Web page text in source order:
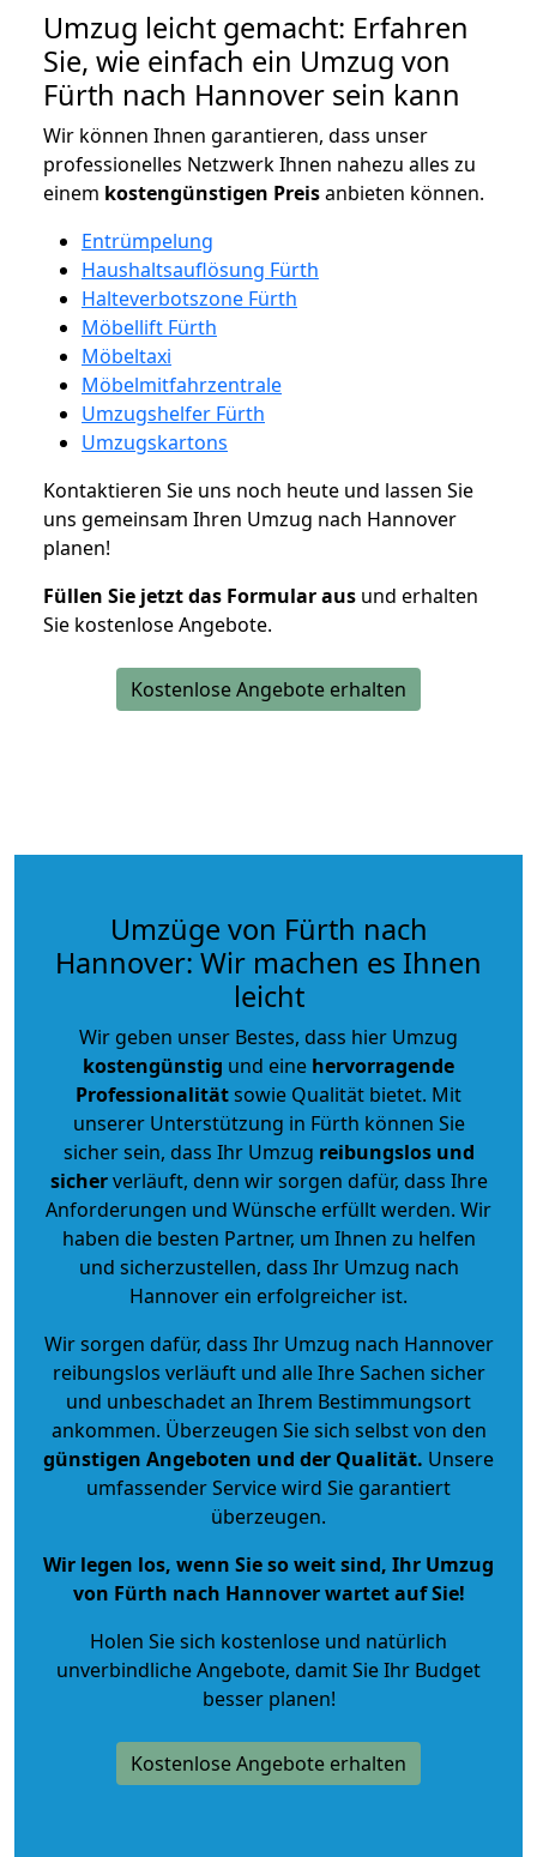
Umzug leicht gemacht: Erfahren
Sie, wie einfach ein Umzug von
Fürth nach Hannover sein kann
Wir können Ihnen garantieren, dass unser
professionelles Netzwerk Ihnen nahezu alles zu
einem kostengünstigen Preisanbieten können.
Entrümpelung
Haushaltsauflösung Fürth
Halteverbotszone Fürth
Möbellift Fürth
Möbeltaxi
Möbelmitfahrzentrale
Umzugshelfer Fürth
Umzugskartons
Kontaktieren Sie uns noch heute und lassen Sie
uns gemeinsam Ihren Umzug nach Hannover
planen!
Füllen Sie jetzt das Formular aus und erhalten
Sie kostenlose Angebote.
Kostenlose Angebote erhalten
Umzüge von Fürth nach
Hannover: Wir machen es Ihnen
leicht
Wir geben unser Bestes, dass hier Umzug
kostengünstig und eine hervorragende
Professionalitätsowie Qualität bietet. Mit
unserer Unterstützung in Fürth können Sie
sicher sein, dass Ihr Umzug reibungslos und
sicherverläuft, denn wir sorgen dafür, dass Ihre
Anforderungen und Wünsche erfüllt werden. Wir
haben die besten Partner, um Ihnen zu helfen
und sicherzustellen, dass Ihr Umzug nach
Hannover ein erfolgreicher ist.
Wir sorgen dafür, dass Ihr Umzug nach Hannover
reibungslos verläuft und alle Ihre Sachen sicher
und unbeschadet an Ihrem Bestimmungsort
ankommen. Überzeugen Sie sich selbst von den
günstigen Angeboten und der Qualität. Unsere
umfassender Service wird Sie garantiert
überzeugen.
Wir legen los, wenn Sie so weit sind, Ihr Umzug
von Fürth nach Hannover wartet auf Sie!
Holen Sie sich kostenlose und natürlich
unverbindliche Angebote, damit Sie Ihr Budget
besser planen!
Kostenlose Angebote erhalten